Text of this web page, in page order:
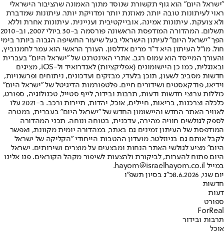
"ישראל היום" הוא גוף תקשורת שנוסד מתוך האמונה שהציבור הישראלי
ראוי לעיתונות טובה יותר, מאוזנת יותר ומדויקת יותר. עיתונות שמדברת
ולא צועקת. עיתונות אמינה, אובייקטיבית ועניינית. עיתונות אחרת וללא
תשלום. המהדורה המודפסת הראשונה פורסמה ב-30 ביולי 2007, וב-2010
הפך "ישראל היום" לעיתון הישראלי בעל שיעור החשיפה הגבוה ביותר בימי
חול. מו"ל העיתון היא ד"ר מרים אדלסון. העורך הראשי הוא עמר לחמנוביץ,
והעורך המייסד הוא עמוס רגב. אתרי האינטרנט של "ישראל היום" בעברית
ובאנגלית, כמו כן היישומונים (אפליקציות) לאנדרואיד ול-iOS, מציגים
חדשות מסביב לשעון, תוכן בלעדי, מבזקים ועדכונים, ניתוחים ופרשנויות,
וידיאו, פודקאסטים ושידורים חיים. פלטפורמות הדיגיטל של "ישראל היום"
כוללות ערוצי חדשות ודעות, תרבות ובידור, לייף סטייל, טכנולוגיה, ספורט,
כלכלה וצרכנות, בריאות, חיילים, אוכל, יהדות, תיירות ורכב. ב-2021 עלו
לאוויר האתר החדש והיישומון החדש של "ישראל היום" בעברית, במטרה
לספק לגולשים חוויה מהירה, עדכנית, בטוחה ונוחה. תכני המהדורה
המודפסת של העיתון זמינים גם באתר, במהדורה יומית מקוונת, ואפשר
לקבל אותם גם בניוזלטר. מועדון ההטבות הייחודי "הקליקה של ישראל
היום" מציע לגולשי האתר הנחות ומבצעים על מוצרים ושירותים. ישראל
היום פתוח להערות, לביקורת ולהצעות לשיפור מקהל הקוראים. פנו אלינו
במייל hayom@israelhayom.co.il.
יום שני, 8.6.2026
כ"ג בסיון תשפ"ו
חדשות
דעות
ספורט
ForReal
תרבות ובידור
אוכל